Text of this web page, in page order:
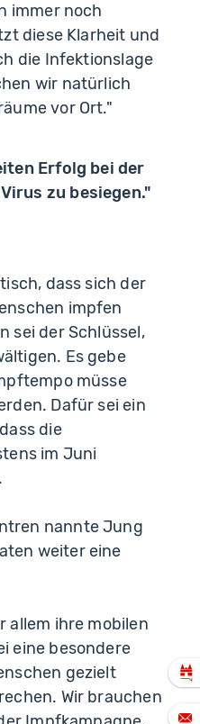
immer noch
diese Klarheit und
die Infektionslage
wir natürlich
vor Ort."
Erfolg bei der
zu besiegen."
dass sich der
impfen
sei der Schlüssel,
Es gebe
müsse
Dafür sei ein
die
im Juni
nannte Jung
weiter eine
allem ihre mobilen
eine besondere
gezielt
Wir brauchen